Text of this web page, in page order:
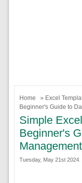
Home » Excel
Beginner's Guide to
Simple
Beginner's
Management
Tuesday, May 21st 2024.